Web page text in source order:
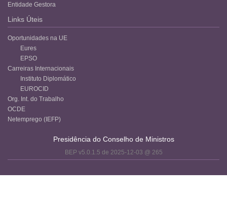
Entidade Gestora
Links Úteis
Oportunidades na UE
Eures
EPSO
Carreiras Internacionais
Instituto Diplomático
EUROCID
Org. Int. do Trabalho
OCDE
Netemprego (IEFP)
Presidência do Conselho de Ministros
BEP v5.0.1.5 de 2025-12-03 @ 265